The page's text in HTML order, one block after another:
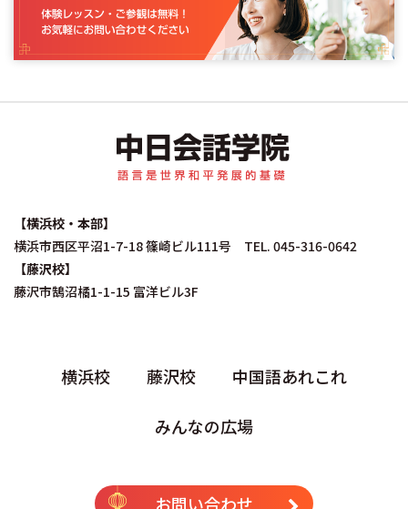
【横浜校・本部】
横浜市西区平沼1-7-18 篠崎ビル111号 TEL. 045-316-0642
【藤沢校】
藤沢市鵠沼橘1-1-15 富洋ビル3F
横浜校 藤沢校 中国語あれこれ
みんなの広場
お問い合わせ